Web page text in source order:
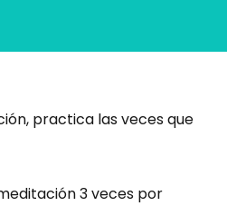
practica las veces que
3 veces por